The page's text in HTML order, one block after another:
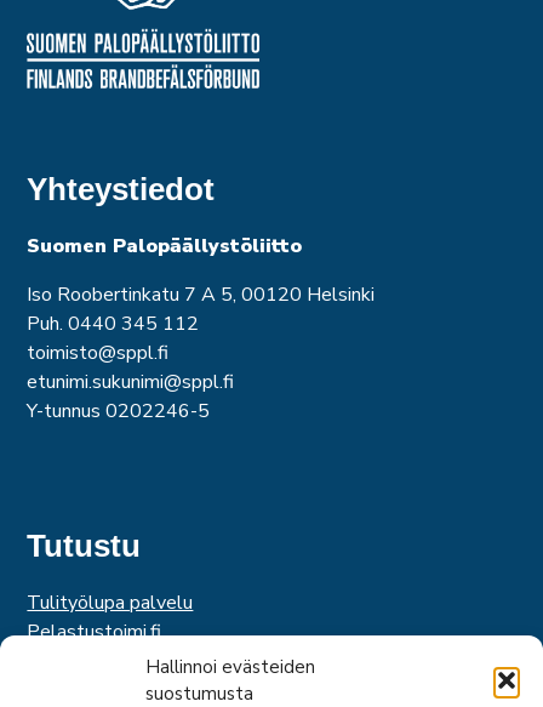
Hallinnoi evästeiden
suostumusta
Yhteystiedot
Suomen Palopäällystöliitto
Iso Roobertinkatu 7 A 5, 00120 Helsinki
Puh. 0440 345 112
toimisto@sppl.fi
etunimi.sukunimi@sppl.fi
Y-tunnus 0202246-5
Tutustu
Tulityölupa palvelu
Pelastustoimi.fi
Hätäkeskuslaitos
Palosuojelurahasto